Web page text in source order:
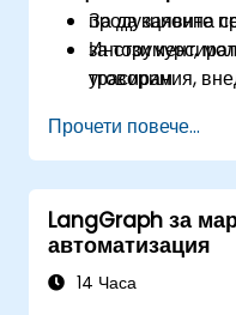
продукционна
трасирания,
За да заявите
за този курс,
уговорим.
Прочети повече...
LangGraph за
автоматизация
14 Часа